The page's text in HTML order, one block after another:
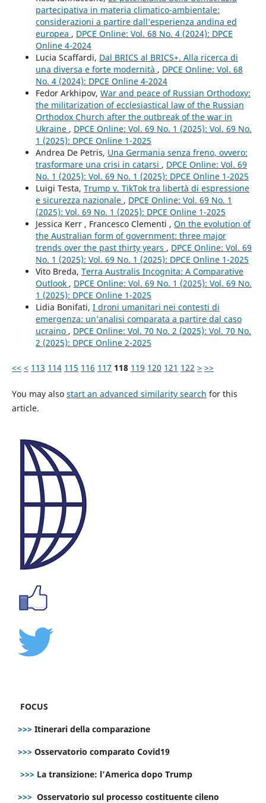
partecipativa in materia climatico-ambientale:
considerazioni a partire dall’esperienza andina ed
europea , DPCE Online: Vol. 68 No. 4 (2024): DPCE
Online 4-2024
Lucia Scaffardi, Dal BRICS al BRICS+. Alla ricerca di
una diversa e forte modernità , DPCE Online: Vol. 68
No. 4 (2024): DPCE Online 4-2024
Fedor Arkhipov, War and peace of Russian Orthodoxy:
the militarization of ecclesiastical law of the Russian
Orthodox Church after the outbreak of the war in
Ukraine , DPCE Online: Vol. 69 No. 1 (2025): Vol. 69 No.
1 (2025): DPCE Online 1-2025
Andrea De Petris, Una Germania senza freno, ovvero:
trasformare una crisi in catarsi , DPCE Online: Vol. 69
No. 1 (2025): Vol. 69 No. 1 (2025): DPCE Online 1-2025
Luigi Testa, Trump v. TikTok tra libertà di espressione
e sicurezza nazionale , DPCE Online: Vol. 69 No. 1
(2025): Vol. 69 No. 1 (2025): DPCE Online 1-2025
Jessica Kerr , Francesco Clementi , On the evolution of
the Australian form of government: three major
trends over the past thirty years , DPCE Online: Vol. 69
No. 1 (2025): Vol. 69 No. 1 (2025): DPCE Online 1-2025
Vito Breda, Terra Australis Incognita: A Comparative
Outlook , DPCE Online: Vol. 69 No. 1 (2025): Vol. 69 No.
1 (2025): DPCE Online 1-2025
Lidia Bonifati, I droni umanitari nei contesti di
emergenza: un’analisi comparata a partire dal caso
ucraino , DPCE Online: Vol. 70 No. 2 (2025): Vol. 70 No.
2 (2025): DPCE Online 2-2025
<< < 113 114 115 116 117 118 119 120 121 122 > >>
You may also start an advanced similarity search for this
article.
FOCUS
>>> Itinerari della comparazione
>>> Osservatorio comparato Covid19
>>> La transizione: l’America dopo Trump
>>> Osservatorio sul processo costituente cileno